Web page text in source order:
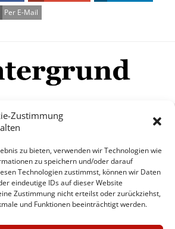
Zustimmung
zu bieten, verwenden wir Technologien wie
zu speichern und/oder darauf
Technologien zustimmst, können wir Daten
eindeutige IDs auf dieser Website
Zustimmung nicht erteilst oder zurückziehst,
und Funktionen beeinträchtigt werden.
Per E-Mail
Mehr
Hintergrund.de, 2015 - 2026
jetzt kostenlos